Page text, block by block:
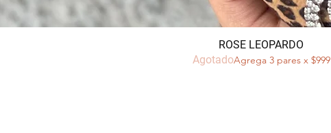
Vista rápida
ROSE LEOPARDO
AgotadoAgrega 3 pares x $999